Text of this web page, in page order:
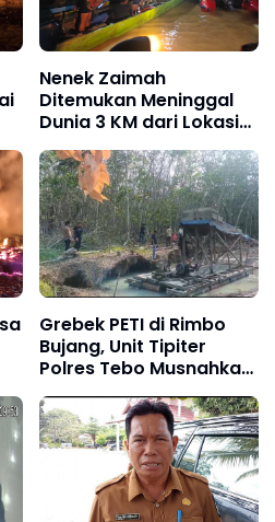
Nenek Zaimah
Ditemukan Meninggal
Dunia 3 KM dari Lokasi
Awal, Operasi SAR
Sungai Nalo Tantan
Resmi Ditutup
Grebek PETI di Rimbo
Bujang, Unit Tipiter
Polres Tebo Musnahkan
Tiga Rakit Dompeng
dengan Cara Dibakar